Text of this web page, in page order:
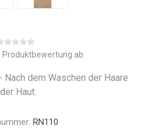
Produktbewertung ab.
Nach dem Waschen der Haare
Haut.
RN110